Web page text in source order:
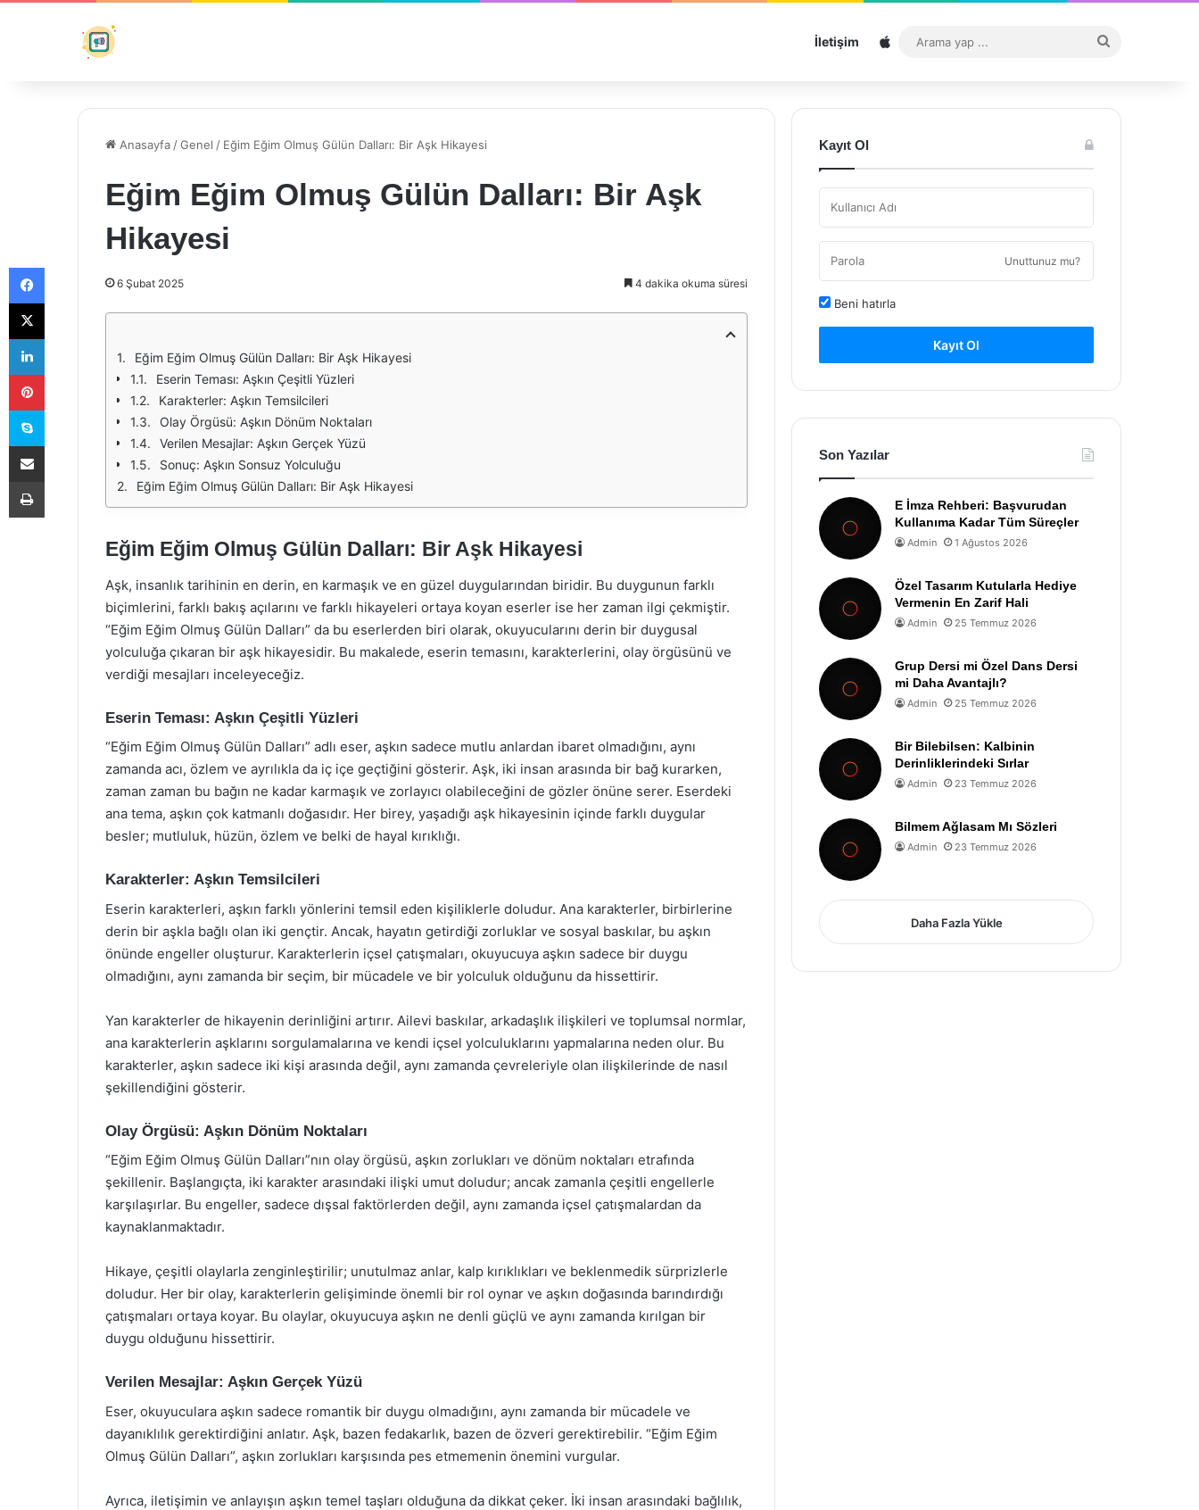
İletişim Sitemap
...
Anasayfa /Genel / Eğim Eğim Olmuş Gülün Dalları: Bir Aşk Hikayesi
Eğim Eğim Olmuş Gülün Dalları: Bir Aşk
Hikayesi
6 Şubat 2025 4 dakika okuma süresi
Eğim Eğim Olmuş Gülün Dalları: Bir Aşk Hikayesi
Eserin Teması: Aşkın Çeşitli Yüzleri
Karakterler: Aşkın Temsilcileri
Olay Örgüsü: Aşkın Dönüm Noktaları
Verilen Mesajlar: Aşkın Gerçek Yüzü
Sonuç: Aşkın Sonsuz Yolculuğu
Eğim Eğim Olmuş Gülün Dalları: Bir Aşk Hikayesi
Eğim Eğim Olmuş Gülün Dalları: Bir Aşk Hikayesi
Aşk, insanlık tarihinin en derin, en karmaşık ve en güzel duygularından biridir. Bu duygunun farklı
biçimlerini, farklı bakış açılarını ve farklı hikayeleri ortaya koyan eserler ise her zaman ilgi çekmiştir.
“Eğim Eğim Olmuş Gülün Dalları” da bu eserlerden biri olarak, okuyucularını derin bir duygusal
yolculuğa çıkaran bir aşk hikayesidir. Bu makalede, eserin temasını, karakterlerini, olay örgüsünü ve
verdiği mesajları inceleyeceğiz.
Eserin Teması: Aşkın Çeşitli Yüzleri
“Eğim Eğim Olmuş Gülün Dalları” adlı eser, aşkın sadece mutlu anlardan ibaret olmadığını, aynı
zamanda acı, özlem ve ayrılıkla da iç içe geçtiğini gösterir. Aşk, iki insan arasında bir bağ kurarken,
zaman zaman bu bağın ne kadar karmaşık ve zorlayıcı olabileceğini de gözler önüne serer. Eserdeki
ana tema, aşkın çok katmanlı doğasıdır. Her birey, yaşadığı aşk hikayesinin içinde farklı duygular
besler; mutluluk, hüzün, özlem ve belki de hayal kırıklığı.
Karakterler: Aşkın Temsilcileri
Eserin karakterleri, aşkın farklı yönlerini temsil eden kişiliklerle doludur. Ana karakterler, birbirlerine
derin bir aşkla bağlı olan iki gençtir. Ancak, hayatın getirdiği zorluklar ve sosyal baskılar, bu aşkın
önünde engeller oluşturur. Karakterlerin içsel çatışmaları, okuyucuya aşkın sadece bir duygu
olmadığını, aynı zamanda bir seçim, bir mücadele ve bir yolculuk olduğunu da hissettirir.
Yan karakterler de hikayenin derinliğini artırır. Ailevi baskılar, arkadaşlık ilişkileri ve toplumsal normlar,
ana karakterlerin aşklarını sorgulamalarına ve kendi içsel yolculuklarını yapmalarına neden olur. Bu
karakterler, aşkın sadece iki kişi arasında değil, aynı zamanda çevreleriyle olan ilişkilerinde de nasıl
şekillendiğini gösterir.
Olay Örgüsü: Aşkın Dönüm Noktaları
“Eğim Eğim Olmuş Gülün Dalları”nın olay örgüsü, aşkın zorlukları ve dönüm noktaları etrafında
şekillenir. Başlangıçta, iki karakter arasındaki ilişki umut doludur; ancak zamanla çeşitli engellerle
karşılaşırlar. Bu engeller, sadece dışsal faktörlerden değil, aynı zamanda içsel çatışmalardan da
kaynaklanmaktadır.
Hikaye, çeşitli olaylarla zenginleştirilir; unutulmaz anlar, kalp kırıklıkları ve beklenmedik sürprizlerle
doludur. Her bir olay, karakterlerin gelişiminde önemli bir rol oynar ve aşkın doğasında barındırdığı
çatışmaları ortaya koyar. Bu olaylar, okuyucuya aşkın ne denli güçlü ve aynı zamanda kırılgan bir
duygu olduğunu hissettirir.
Verilen Mesajlar: Aşkın Gerçek Yüzü
Eser, okuyuculara aşkın sadece romantik bir duygu olmadığını, aynı zamanda bir mücadele ve
dayanıklılık gerektirdiğini anlatır. Aşk, bazen fedakarlık, bazen de özveri gerektirebilir. “Eğim Eğim
Olmuş Gülün Dalları”, aşkın zorlukları karşısında pes etmemenin önemini vurgular.
Ayrıca, iletişimin ve anlayışın aşkın temel taşları olduğuna da dikkat çeker. İki insan arasındaki bağlılık,
Kayıt Ol
Unuttunuz mu?
Beni hatırla
Kayıt Ol
Son Yazılar
E İmza Rehberi: Başvurudan
Kullanıma Kadar Tüm Süreçler
Admin 1 Ağustos 2026
Özel Tasarım Kutularla Hediye
Vermenin En Zarif Hali
Admin 25 Temmuz 2026
Grup Dersi mi Özel Dans Dersi
mi Daha Avantajlı?
Admin 25 Temmuz 2026
Bir Bilebilsen: Kalbinin
Derinliklerindeki Sırlar
Admin 23 Temmuz 2026
Bilmem Ağlasam Mı Sözleri
Admin 23 Temmuz 2026
Daha Fazla Yükle
Facebook
X
LinkedIn
Pinterest
Skype
E-Posta ile paylaş